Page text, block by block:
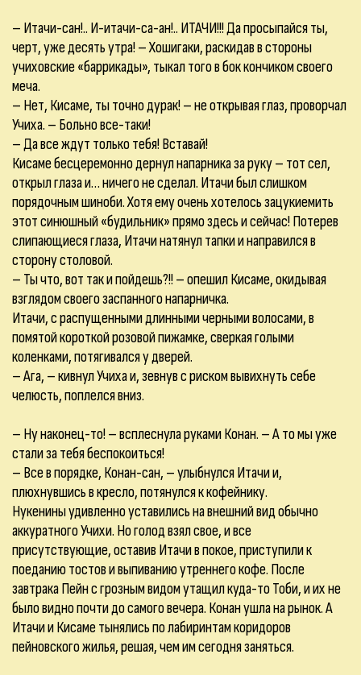
– Итачи-сан!.. И-итачи-са-ан!.. ИТАЧИ!!! Да просыпайся ты,
черт, уже десять утра! – Хошигаки, раскидав в стороны
учиховские «баррикады», тыкал того в бок кончиком своего
меча.
– Нет, Кисаме, ты точно дурак! – не открывая глаз, проворчал
Учиха. – Больно все-таки!
– Да все ждут только тебя! Вставай!
Кисаме бесцеремонно дернул напарника за руку – тот сел,
открыл глаза и… ничего не сделал. Итачи был слишком
порядочным шиноби. Хотя ему очень хотелось зацукиемить
этот синюшный «будильник» прямо здесь и сейчас! Потерев
слипающиеся глаза, Итачи натянул тапки и направился в
сторону столовой.
– Ты что, вот так и пойдешь?!! – опешил Кисаме, окидывая
взглядом своего заспанного напарничка.
Итачи, с распущенными длинными черными волосами, в
помятой короткой розовой пижамке, сверкая голыми
коленками, потягивался у дверей.
– Ага, – кивнул Учиха и, зевнув с риском вывихнуть себе
челюсть, поплелся вниз.
– Ну наконец-то! – всплеснула руками Конан. – А то мы уже
стали за тебя беспокоиться!
– Все в порядке, Конан-сан, – улыбнулся Итачи и,
плюхнувшись в кресло, потянулся к кофейнику.
Нукенины удивленно уставились на внешний вид обычно
аккуратного Учихи. Но голод взял свое, и все
присутствующие, оставив Итачи в покое, приступили к
поеданию тостов и выпиванию утреннего кофе. После
завтрака Пейн с грозным видом утащил куда-то Тоби, и их не
было видно почти до самого вечера. Конан ушла на рынок. А
Итачи и Кисаме тынялись по лабиринтам коридоров
пейновского жилья, решая, чем им сегодня заняться.